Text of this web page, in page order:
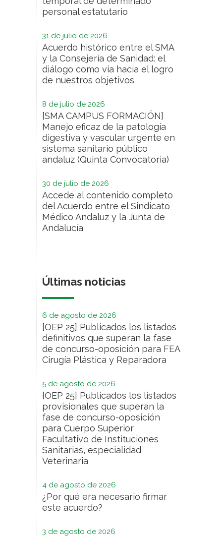
personal estatutario
31 de julio de 2026
Acuerdo histórico entre el SMA
y la Consejería de Sanidad: el
diálogo como vía hacia el logro
de nuestros objetivos
8 de julio de 2026
[SMA CAMPUS FORMACIÓN]
Manejo eficaz de la patología
digestiva y vascular urgente en
sistema sanitario público
andaluz (Quinta Convocatoria)
30 de julio de 2026
Accede al contenido completo
del Acuerdo entre el Sindicato
Médico Andaluz y la Junta de
Andalucía
Últimas noticias
6 de agosto de 2026
[OEP 25] Publicados los listados
definitivos que superan la fase
de concurso-oposición para FEA
Cirugía Plástica y Reparadora
5 de agosto de 2026
[OEP 25] Publicados los listados
provisionales que superan la
fase de concurso-oposición
para Cuerpo Superior
Facultativo de Instituciones
Sanitarias, especialidad
Veterinaria
4 de agosto de 2026
¿Por qué era necesario firmar
este acuerdo?
3 de agosto de 2026